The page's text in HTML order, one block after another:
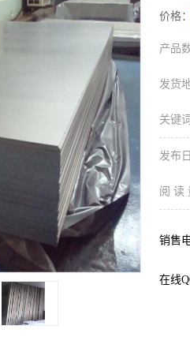
价格：
产品
发货
关键词
发布
阅 读
销售
在线